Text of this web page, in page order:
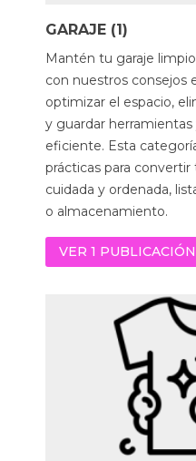
GARAJE (1)
Mantén tu garaje
con nuestros consejos
optimizar el espacio,
y guardar
eficiente. Esta
prácticas para
cuidada y ordenada,
o almacenamiento.
VER 1 PUBLICACIÓN